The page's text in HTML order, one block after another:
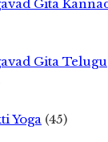
Gita
Gita Telugu
Yoga (45)